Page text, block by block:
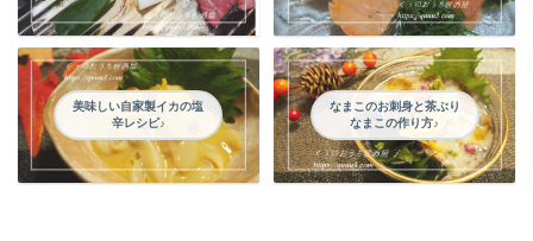
美味しい自家製イカの塩
辛レシピ♪
なまこのお刺身と茶ぶり
なまこの作り方♪